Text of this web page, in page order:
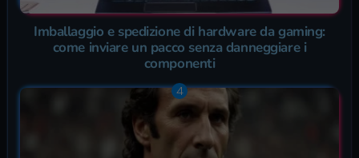
Imballaggio e spedizione di hardware da gaming:
come inviare un pacco senza danneggiare i
componenti